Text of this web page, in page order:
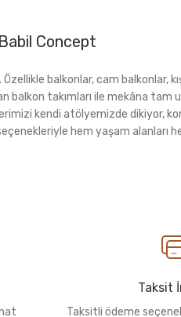
Babil Concept
balkonlar, cam balkonlar,
balkon takımları ile mekâna
kendi atölyemizde dikiyor,
hem yaşam alanları
Taksit
Taksitli ödeme